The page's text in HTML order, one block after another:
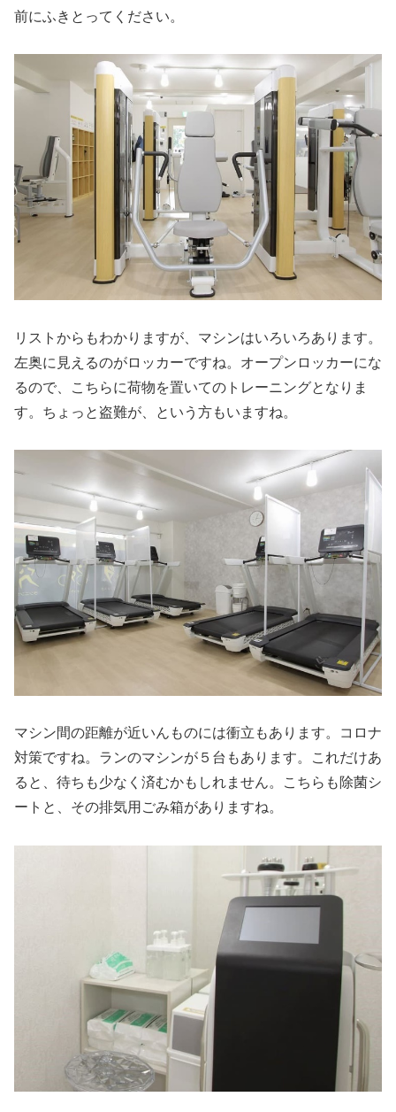
前にふきとってください。
リストからもわかりますが、マシンはいろいろあります。
左奥に見えるのがロッカーですね。オープンロッカーにな
るので、こちらに荷物を置いてのトレーニングとなりま
す。ちょっと盗難が、という方もいますね。
マシン間の距離が近いんものには衝立もあります。コロナ
対策ですね。ランのマシンが５台もあります。これだけあ
ると、待ちも少なく済むかもしれません。こちらも除菌シ
ートと、その排気用ごみ箱がありますね。